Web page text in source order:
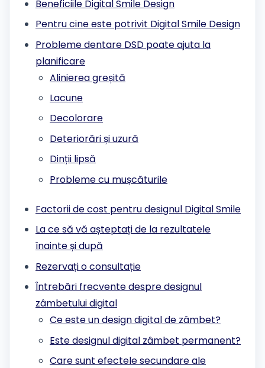
Beneficiile Digital Smile Design
Pentru cine este potrivit Digital Smile Design
Probleme dentare DSD poate ajuta la
planificare
Alinierea greșită
Lacune
Decolorare
Deteriorări și uzură
Dinții lipsă
Probleme cu mușcăturile
Factorii de cost pentru designul Digital Smile
La ce să vă așteptați de la rezultatele
înainte și după
Rezervați o consultație
Întrebări frecvente despre designul
zâmbetului digital
Ce este un design digital de zâmbet?
Este designul digital zâmbet permanent?
Care sunt efectele secundare ale